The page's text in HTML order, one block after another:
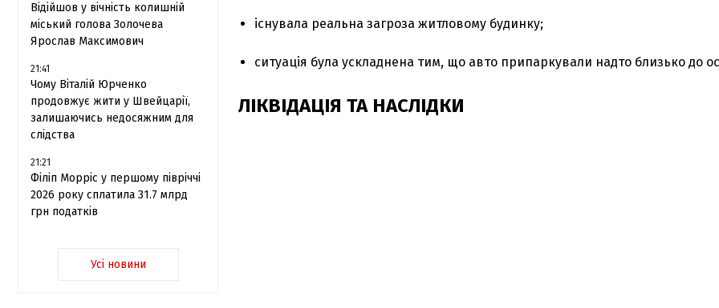
Відійшов у вічність колишній
міський голова Золочева
Ярослав Максимович
21:41
Чому Віталій Юрченко
продовжує жити у Швейцарії,
залишаючись недосяжним для
слідства
21:21
Філіп Морріс у першому півріччі
2026 року сплатила 31.7 млрд
грн податків
Усі новини
існувала реальна загроза житловому будинку;
ситуація була ускладнена тим, що авто припаркували надто близько до
ЛІКВІДАЦІЯ ТА НАСЛІДКИ